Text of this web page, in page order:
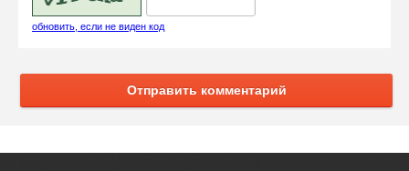
обновить, если не виден код
Отправить комментарий